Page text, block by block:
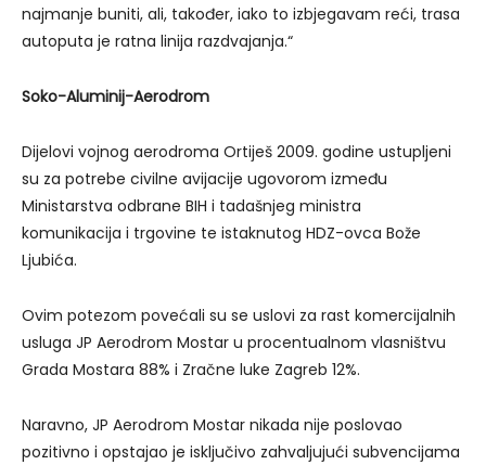
najmanje buniti, ali, također, iako to izbjegavam reći, trasa
autoputa je ratna linija razdvajanja.“
Soko-Aluminij-Aerodrom
Dijelovi vojnog aerodroma Ortiješ 2009. godine ustupljeni
su za potrebe civilne avijacije ugovorom između
Ministarstva odbrane BIH i tadašnjeg ministra
komunikacija i trgovine te istaknutog HDZ-ovca Bože
Ljubića.
Ovim potezom povećali su se uslovi za rast komercijalnih
usluga JP Aerodrom Mostar u procentualnom vlasništvu
Grada Mostara 88% i Zračne luke Zagreb 12%.
Naravno, JP Aerodrom Mostar nikada nije poslovao
pozitivno i opstajao je isključivo zahvaljujući subvencijama